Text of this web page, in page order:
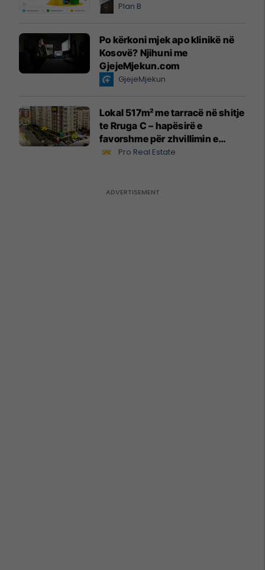
Plan B
Po kërkoni mjek apo klinikë në
Kosovë? Njihuni me
GjejeMjekun.com
GjejeMjekun
Lokal 517m² me tarracë në shitje
te Rruga C – hapësirë e
favorshme për zhvillimin e
biznesit #15796
Pro Real Estate